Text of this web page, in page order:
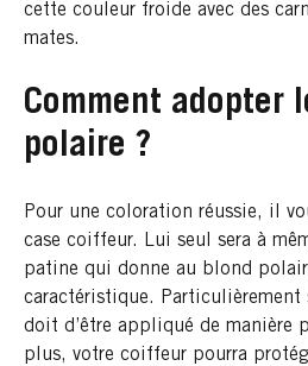
cette couleur froide avec des
mates.
Comment adopter
polaire ?
Pour une coloration réussie, il
case coiffeur. Lui seul sera à
patine qui donne au blond
caractéristique. Particulièrement
doit d’être appliqué de manière
plus, votre coiffeur pourra